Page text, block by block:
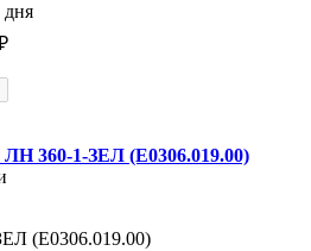
дня
ЛН 360-1-ЗЕЛ (E0306.019.00)
(E0306.019.00)